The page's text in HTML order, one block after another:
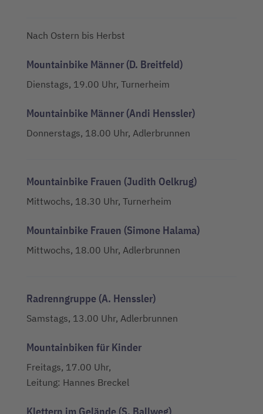
Nach Ostern bis Herbst
Mountainbike Männer (D. Breitfeld)
Dienstags, 19.00 Uhr, Turnerheim
Mountainbike Männer (Andi Henssler)
Donnerstags, 18.00 Uhr, Adlerbrunnen
Mountainbike Frauen (Judith Oelkrug)
Mittwochs, 18.30 Uhr, Turnerheim
Mountainbike Frauen (Simone Halama)
Mittwochs, 18.00 Uhr, Adlerbrunnen
Radrenngruppe (A. Henssler)
Samstags, 13.00 Uhr, Adlerbrunnen
Mountainbiken für Kinder
Freitags, 17.00 Uhr,
Leitung: Hannes Breckel